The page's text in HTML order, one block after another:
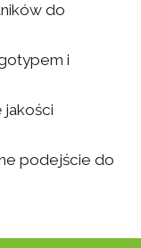
do
i
podejście do